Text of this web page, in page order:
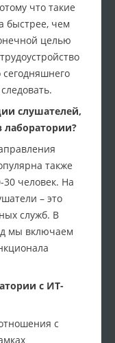
что такие
быстрее, чем
целью
сегодняшнего
слушателей,
лаборатории?
также
человек. На
– это
служб. В
мы включаем
с ИТ-
с